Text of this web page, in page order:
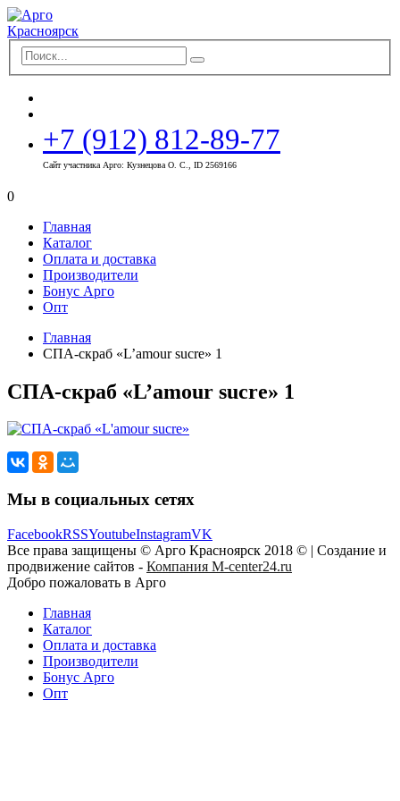
+7 (912) 812-89-77
Сайт участника Арго: Кузнецова О. С., ID 2569166
0
Главная
Каталог
Оплата и доставка
Производители
Бонус Арго
Опт
Главная
СПА-скраб «L’amour sucre» 1
СПА-скраб «L’amour sucre» 1
Мы в социальных сетях
FacebookRSSYoutubeInstagramVK
Все права защищены © Арго Красноярск 2018 © | Создание и
продвижение сайтов - Компания M-center24.ru
Добро пожаловать в Арго
Главная
Каталог
Оплата и доставка
Производители
Бонус Арго
Опт